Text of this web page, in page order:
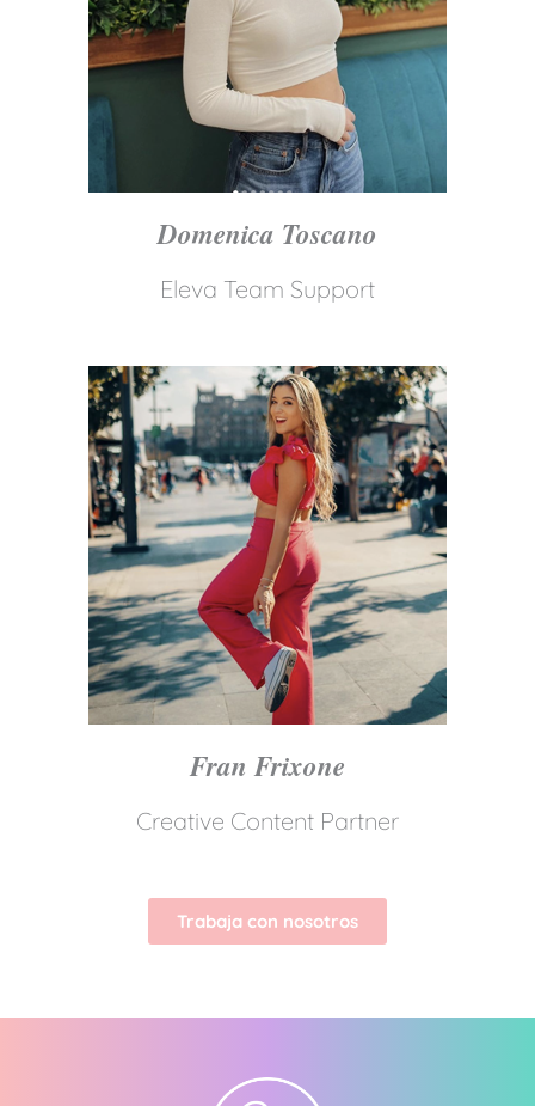
Domenica Toscano
Eleva Team Support
Fran Frixone
Creative Content Partner
Trabaja con nosotros